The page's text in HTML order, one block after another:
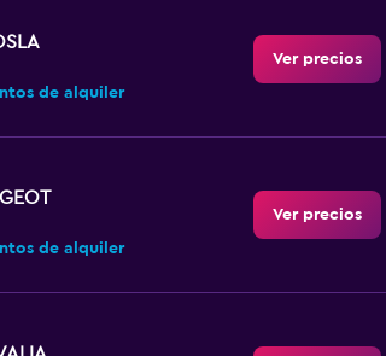
de alquiler
Ver precios
de alquiler
Ver precios